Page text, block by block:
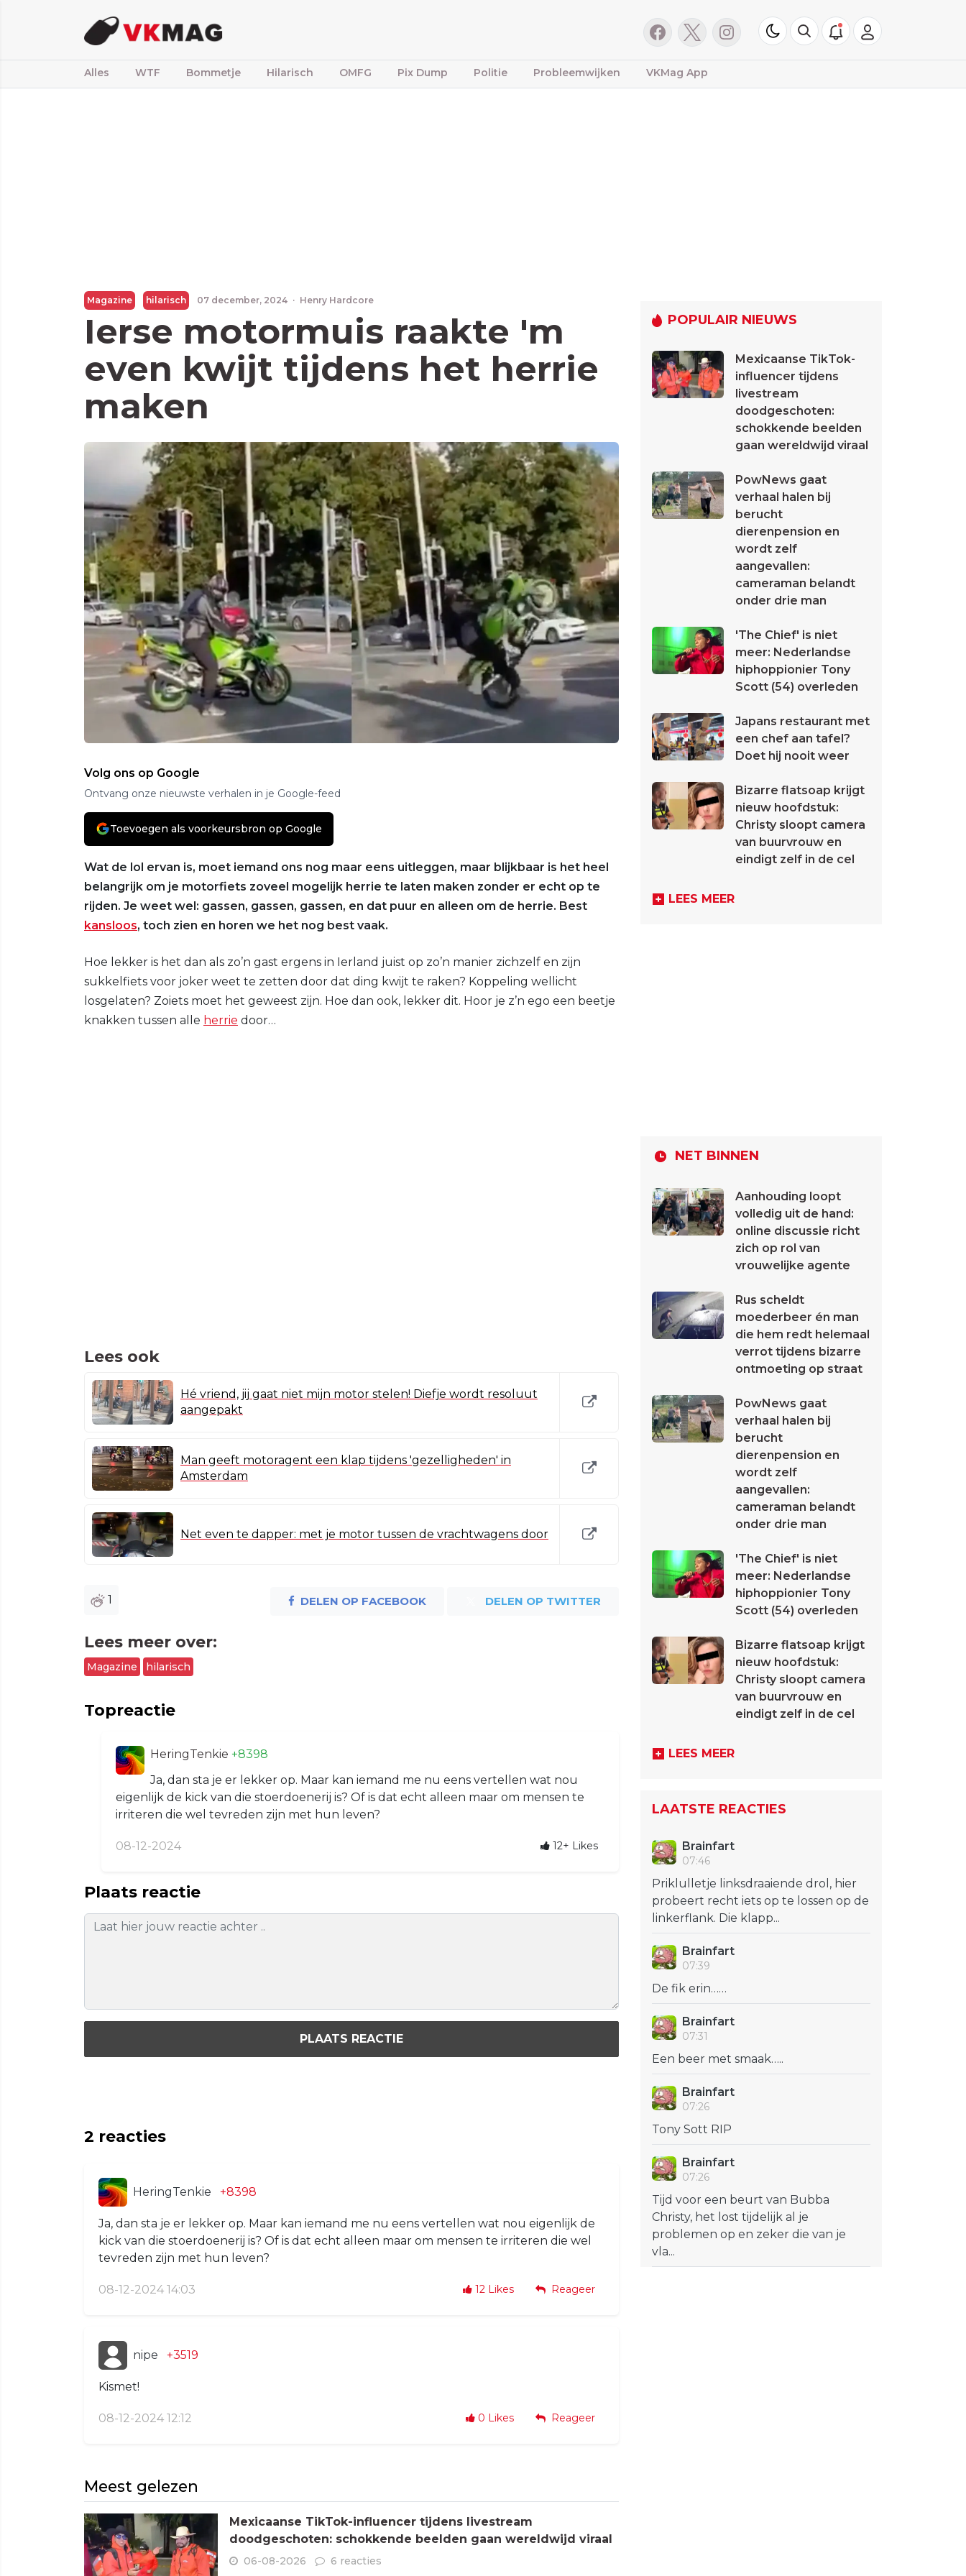
Alles WTF Bommetje Hilarisch OMFG Pix Dump Politie Probleemwijken VKMag App
Magazine hilarisch 07 december, 2024 · Henry Hardcore
Ierse motormuis raakte 'm
even kwijt tijdens het herrie
maken
Volg ons op Google
Ontvang onze nieuwste verhalen in je Google-feed
Toevoegen als voorkeursbron op Google
Wat de lol ervan is, moet iemand ons nog maar eens uitleggen, maar blijkbaar is het heel
belangrijk om je motorfiets zoveel mogelijk herrie te laten maken zonder er echt op te
rijden. Je weet wel: gassen, gassen, gassen, en dat puur en alleen om de herrie. Best
kansloos, toch zien en horen we het nog best vaak.
Hoe lekker is het dan als zo’n gast ergens in Ierland juist op zo’n manier zichzelf en zijn
sukkelfiets voor joker weet te zetten door dat ding kwijt te raken? Koppeling wellicht
losgelaten? Zoiets moet het geweest zijn. Hoe dan ook, lekker dit. Hoor je z’n ego een beetje
knakken tussen alle herrie door…
Lees ook
Hé vriend, jij gaat niet mijn motor stelen! Diefje wordt resoluut
aangepakt
Man geeft motoragent een klap tijdens 'gezelligheden' in
Amsterdam
Net even te dapper: met je motor tussen de vrachtwagens door
1 DELEN OP FACEBOOK DELEN OP TWITTER
Lees meer over:
Magazine hilarisch
Topreactie
HeringTenkie +8398
Ja, dan sta je er lekker op. Maar kan iemand me nu eens vertellen wat nou
eigenlijk de kick van die stoerdoenerij is? Of is dat echt alleen maar om mensen te
irriteren die wel tevreden zijn met hun leven?
08-12-2024 12+ Likes
Plaats reactie
PLAATS REACTIE
2 reacties
HeringTenkie +8398
Ja, dan sta je er lekker op. Maar kan iemand me nu eens vertellen wat nou eigenlijk de
kick van die stoerdoenerij is? Of is dat echt alleen maar om mensen te irriteren die wel
tevreden zijn met hun leven?
08-12-2024 14:03 12 Likes Reageer
nipe +3519
Kismet!
08-12-2024 12:12 0 Likes Reageer
Meest gelezen
Mexicaanse TikTok-influencer tijdens livestream
doodgeschoten: schokkende beelden gaan wereldwijd viraal
06-08-2026 6 reacties
POPULAIR NIEUWS
Mexicaanse TikTok-
influencer tijdens
livestream
doodgeschoten:
schokkende beelden
gaan wereldwijd viraal
PowNews gaat
verhaal halen bij
berucht
dierenpension en
wordt zelf
aangevallen:
cameraman belandt
onder drie man
'The Chief' is niet
meer: Nederlandse
hiphoppionier Tony
Scott (54) overleden
Japans restaurant met
een chef aan tafel?
Doet hij nooit weer
Bizarre flatsoap krijgt
nieuw hoofdstuk:
Christy sloopt camera
van buurvrouw en
eindigt zelf in de cel
LEES MEER
NET BINNEN
Aanhouding loopt
volledig uit de hand:
online discussie richt
zich op rol van
vrouwelijke agente
Rus scheldt
moederbeer én man
die hem redt helemaal
verrot tijdens bizarre
ontmoeting op straat
PowNews gaat
verhaal halen bij
berucht
dierenpension en
wordt zelf
aangevallen:
cameraman belandt
onder drie man
'The Chief' is niet
meer: Nederlandse
hiphoppionier Tony
Scott (54) overleden
Bizarre flatsoap krijgt
nieuw hoofdstuk:
Christy sloopt camera
van buurvrouw en
eindigt zelf in de cel
LEES MEER
LAATSTE REACTIES
Brainfart
07:46
Priklulletje linksdraaiende drol, hier
probeert recht iets op te lossen op de
linkerflank. Die klapp...
Brainfart
07:39
De fik erin……
Brainfart
07:31
Een beer met smaak…..
Brainfart
07:26
Tony Sott RIP
Brainfart
07:26
Tijd voor een beurt van Bubba
Christy, het lost tijdelijk al je
problemen op en zeker die van je
vla...